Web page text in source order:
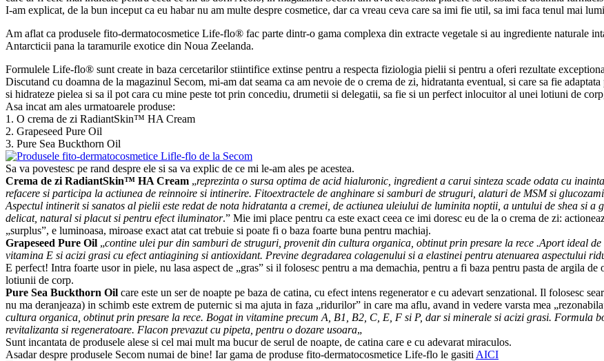
I-am explicat, de la bun inceput ca eu habar nu am multe despre cosmetice, dar ca vreau ceva care sa imi fie util, sa imi faca tenul mai
Am aflat ca produsele fito-dermatocosmetice Life-flo® fac parte dintr-o gama complexa din extracte vegetale si au ingrediente naturale
Antarcticii pana la taramurile exotice din Noua Zeelanda.
Formulele Life-flo® sunt create in baza cercetarilor stiintifice extinse pentru a respecta fiziologia pielii si pentru a oferi rezultate
Discutand cu doamna de la magazinul Secom, mi-am dat seama ca am nevoie de o crema de zi, hidratanta eventual, si care sa fie
si hidrateze pielea si sa il pot cara cu mine peste tot prin concediu, drumetii si delegatii, sa fie si un perfect inlocuitor al unei lotiuni de
Asa incat am ales urmatoarele produse:
1. O crema de zi RadiantSkin™ HA Cream
2. Grapeseed Pure Oil
3. Pure Sea Buckthorn Oil
Sa va povestesc pe rand despre ele si sa va explic de ce mi le-am ales pe acestea.
Crema de zi RadiantSkin™ HA Cream „reprezinta o sursa optima de acid hialuronic, ingredient a carui sinteza scade odata cu
refacere si participa la actiunea de reinnoire si intinerire. Fitoextractele de anghinare si samburi de struguri, alaturi de MSM si
Aspectul intinerit si sanatos al pielii este redat de nota hidratanta a cremei, de actiunea uleiului de luminita noptii, a untului de shea si
delicat, natural si placut si pentru efect iluminator.” Mie imi place pentru ca este exact ceea ce imi doresc eu de la o crema de zi:
„surplus”, e luminoasa, miroase exact atat cat trebuie si poate fi o baza foarte buna pentru machiaj.
Grapeseed Pure Oil „contine ulei pur din samburi de struguri, provenit din cultura organica, obtinut prin presare la rece .Aport ideal
vitamina E si acizi grasi cu efect antiagining si antioxidant. Previne degradarea colagenului si a elastinei pentru atenuarea aspectului
E perfect! Intra foarte usor in piele, nu lasa aspect de „gras” si il folosesc pentru a ma demachia, pentru a fi baza pentru pasta de argila
lotiunii de corp.
Pure Sea Buckthorn Oil care este un ser de noapte pe baza de catina, cu efect intens regenerator e cu adevart senzational. Il folosesc
nu ma deranjeaza) in schimb este extrem de puternic si ma ajuta in faza „ridurilor” in care ma aflu, avand in vedere varsta mea
cultura organica, obtinut prin presare la rece. Bogat in vitamine precum A, B1, B2, C, E, F si P, dar si minerale si acizi grasi. Formula
revitalizanta si regeneratoare. Flacon prevazut cu pipeta, pentru o dozare usoara„
Sunt incantata de produsele alese si cel mai mult ma bucur de serul de noapte, de catina care e cu adevarat miraculos.
Asadar despre produsele Secom numai de bine! Iar gama de produse fito-dermatocosmetice Life-flo le gasiti AICI